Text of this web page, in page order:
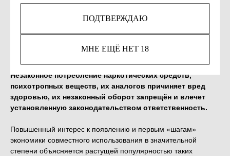
ПОДТВЕРЖДАЮ
МНЕ ЕЩЁ НЕТ 18
Незаконное потребление наркотических средств,
психотропных веществ, их аналогов причиняет вред
здоровью, их незаконный оборот запрещён и влечет
установленную законодательством ответственность.
Повышенный интерес к появлению и первым «шагам»
экономики совместного использования в значительной
степени объясняется растущей популярностью таких